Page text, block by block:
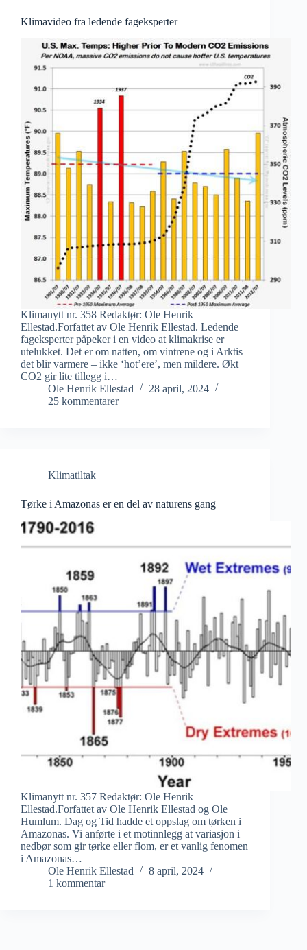
Klimavideo fra ledende fageksperter
Klimanytt nr. 358 Redaktør: Ole Henrik
Ellestad.Forfattet av Ole Henrik Ellestad. Ledende
fageksperter påpeker i en video at klimakrise er
utelukket. Det er om natten, om vintrene og i Arktis
det blir varmere – ikke ‘hot’ere’, men mildere. Økt
CO2 gir lite tillegg i…
Ole Henrik Ellestad
28 april, 2024
25 kommentarer
Klimatiltak
Tørke i Amazonas er en del av naturens gang
Klimanytt nr. 357 Redaktør: Ole Henrik
Ellestad.Forfattet av Ole Henrik Ellestad og Ole
Humlum. Dag og Tid hadde et oppslag om tørken i
Amazonas. Vi anførte i et motinnlegg at variasjon i
nedbør som gir tørke eller flom, er et vanlig fenomen
i Amazonas…
Ole Henrik Ellestad
8 april, 2024
1 kommentar